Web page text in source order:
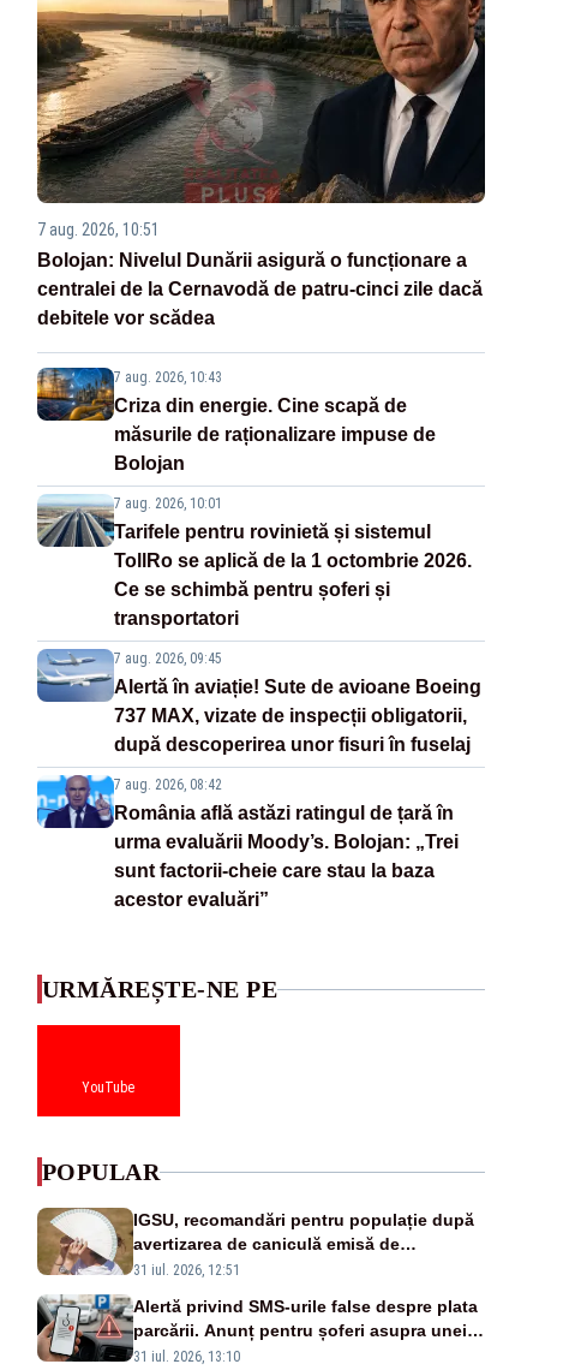
7 aug. 2026, 10:51
Bolojan: Nivelul Dunării asigură o funcționare a
centralei de la Cernavodă de patru-cinci zile dacă
debitele vor scădea
7 aug. 2026, 10:43
Criza din energie. Cine scapă de
măsurile de raționalizare impuse de
Bolojan
7 aug. 2026, 10:01
Tarifele pentru rovinietă și sistemul
TollRo se aplică de la 1 octombrie 2026.
Ce se schimbă pentru șoferi și
transportatori
7 aug. 2026, 09:45
Alertă în aviație! Sute de avioane Boeing
737 MAX, vizate de inspecții obligatorii,
după descoperirea unor fisuri în fuselaj
7 aug. 2026, 08:42
România află astăzi ratingul de țară în
urma evaluării Moody’s. Bolojan: „Trei
sunt factorii-cheie care stau la baza
acestor evaluări”
URMĂREȘTE-NE PE
YouTube
POPULAR
IGSU, recomandări pentru populație după
avertizarea de caniculă emisă de
meteorologi
31 iul. 2026, 12:51
Alertă privind SMS-urile false despre plata
parcării. Anunț pentru șoferi asupra unei
noi metode de fraudă online
31 iul. 2026, 13:10